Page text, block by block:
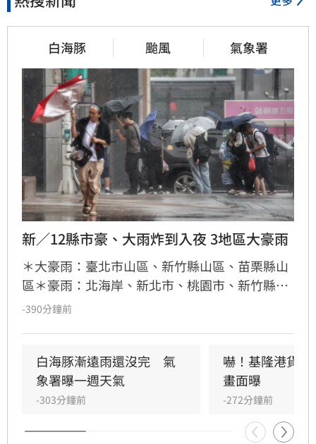
白海豚 颱風 氣象署
新／12縣市豪、大雨炸到入夜 3地區大豪雨
＊大豪雨：臺北市山區、新竹縣山區、苗栗縣山
區＊豪雨：北海岸、新北市、桃園市、新竹縣、
臺中市山區＊大雨：基隆市、臺北市、新竹市、
-390分鐘前
白海豚漸遠雨還沒完　氣
象署曝一週天氣
-303分鐘前
嚇！基隆港貨
畫面曝
-272分鐘前